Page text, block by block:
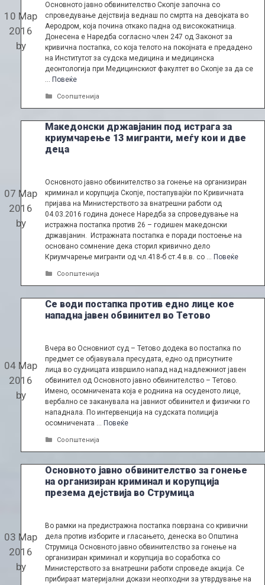
10 Мар
2016
by
Основното јавно обвинителство Скопје започна со
спроведување дејствија веднаш по смртта на девојката во
Аеродром, која почина откако падна од висококатница.
Донесена е Наредба согласно член 247 од Законот за
кривична постапка, со која телото на покојната е предадено
на Институтот за судска медицина и медицинска
деонтологија при Медицинскиот факултет во Скопје за да се
… Повеќе
Categories
Соопштенија
Македонски државјанин под истрага за
криумчарење 13 мигранти, меѓу кои и две
деца
07 Мар
2016
by
Основното јавно обвинителство за гонење на организиран
криминал и корупција Скопје, постапувајќи по Кривичната
пријава на Министерството за внатрешни работи од
04.03.2016 година донесе Наредба за спроведување на
истражна постапка против 26 – годишен македонски
државјанин. Истражната постапка е поради постоење на
основано сомнение дека сторил кривично дело
Криумчарење мигранти од чл.418-б ст.4 в.в. со … Повеќе
Categories
Соопштенија
Се води постапка против едно лице кое
нападна јавен обвинител во Тетово
04 Мар
2016
by
Вчера во Основниот суд – Тетово додека во постапка по
предмет се објавувала пресудата, едно од присутните
лица во судницата извршило напад над надлежниот јавен
обвинител од Основното јавно обвинителство – Тетово.
Имено, осомничената која е роднина на осуденото лице,
вербално се заканувала на јавниот обвинител и физички го
нападнала. По интервенција на судската полиција
осомничената … Повеќе
Categories
Соопштенија
Основното јавно обвинителство за гонење
на организиран криминал и корупција
презема дејствија во Струмица
03 Мар
2016
by
Во рамки на предистражна постапка поврзана со кривични
дела против изборите и гласањето, денеска во Општина
Струмица Основното јавно обвинителство за гонење на
организиран криминал и корупција во соработка со
Министерството за внатрешни работи спроведе акција. Се
прибираат материјални докази неопходни за утврдување на